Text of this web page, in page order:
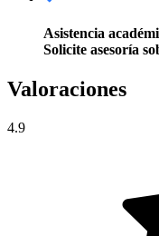
Asistencia
Solicite asesoría
Valoraciones
4.9